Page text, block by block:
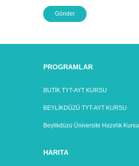
Gönder
PROGRAMLAR
BUTİK TYT-AYT KURSU
BEYLİKDÜZÜ TYT-AYT KURSU
Beylikdüzü Üniversite Hazırlık Kursu
HARITA